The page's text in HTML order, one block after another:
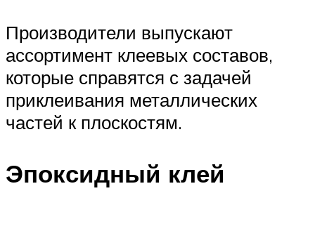
Производители выпускают
ассортимент клеевых составов,
которые справятся с задачей
приклеивания металлических
частей к плоскостям.
Эпоксидный клей